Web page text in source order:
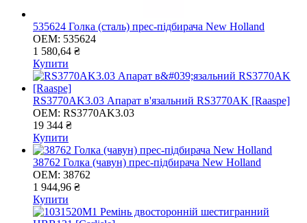
535624 Голка (сталь) прес-підбирача New Holland
OEM: 535624
1 580,64 ₴
Купити
RS3770AK3.03 Апарат в'язальний RS3770AK [Raaspe]
OEM: RS3770AK3.03
19 344 ₴
Купити
38762 Голка (чавун) прес-підбирача New Holland
OEM: 38762
1 944,96 ₴
Купити